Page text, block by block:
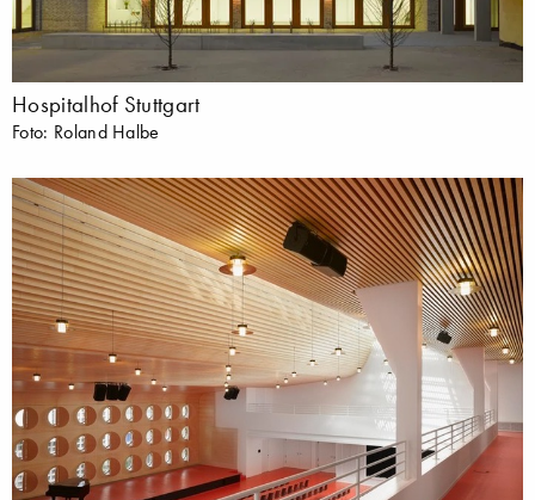
Hospitalhof Stuttgart
Foto: Roland Halbe